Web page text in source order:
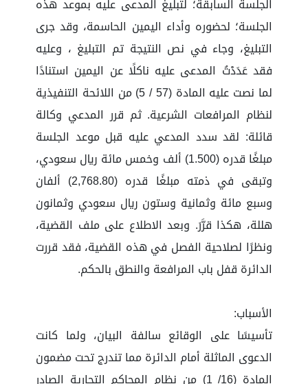
الجلسة السابقة؛ لتبليغ المدعى عليه بموعد هذه
الجلسة؛ لحضوره وأداء اليمين الحاسمة، وقد جرى
التبليغ، وجاء في نص النتيجة تم التبليغ ، وعليه
فقد عَدَدْتُ المدعى عليه ناكلًا عن اليمين استنادًا
لما نصت عليه المادة (57 / 5) من اللائحة التنفيذية
لنظام المرافعات الشرعية. ثم قرر المدعي وكالة
قائلة: لقد سدد المدعي عليه قبل موعد الجلسة
مبلغًا قدره (1.500) ألف وخمس مائة ريال سعودي،
وتبقى في ذمته مبلغًا قدره (2,768.80) ألفان
وسبع مائة وثمانية وستون ريال سعودي وثمانون
هللة، هكذا قرَّرَ. وبعد الاطلاع على ملف القضية،
ونظرًا لصلاحية الفصل في هذه القضية، فقد قررت
الدائرة قفل باب المرافعة والنطق بالحكم.
الأسباب:
تأسيسًا على الوقائع سالفة البيان، ولما كانت
الدعوى الماثلة أمام الدائرة مما تندرج تحت مضمون
المادة (16/ 1) من نظام المحاكم التجارية الصادر